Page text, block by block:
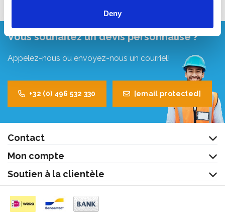
Deny
Vous souhaitez un devis personnalisé ?
Appelez-nous ou envoyez-nous un courriel!
+32 (0) 496 532 330 [email protected]
Contact
Mon compte
Soutien à la clientèle